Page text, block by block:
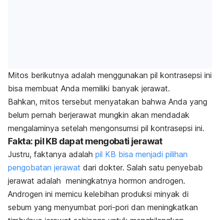
Mitos berikutnya adalah menggunakan pil kontrasepsi ini
bisa membuat Anda memiliki banyak jerawat.
Bahkan, mitos tersebut menyatakan bahwa Anda yang
belum pernah berjerawat mungkin akan mendadak
mengalaminya setelah mengonsumsi pil kontrasepsi ini.
Fakta: pil KB dapat mengobati jerawat
Justru, faktanya adalah pil KB bisa menjadi pilihan
pengobatan jerawat dari dokter. Salah satu penyebab
jerawat adalah meningkatnya hormon androgen.
Androgen ini memicu kelebihan produksi minyak di
sebum yang menyumbat pori-pori dan meningkatkan